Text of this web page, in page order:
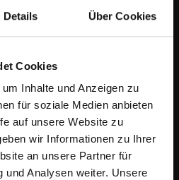
Details Über Cookies
Cookies
Inhalte und Anzeigen zu
für soziale Medien anbieten
auf unsere Website zu
wir Informationen zu Ihrer
an unsere Partner für
und Analysen weiter. Unsere